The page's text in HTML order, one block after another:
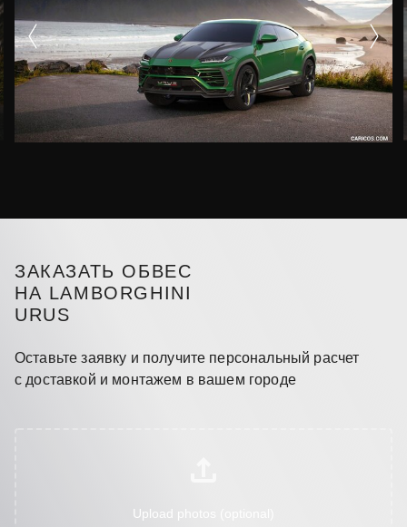
ЗАКАЗАТЬ ОБВЕС
НА LAMBORGHINI
URUS
Оставьте заявку и получите персональный расчет
с доставкой и монтажем в вашем городе
Upload photos (optional)